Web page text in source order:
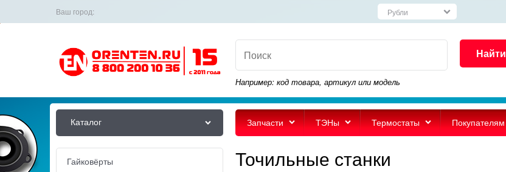
Ваш город:
Найти
Например: код товара, артикул или модель
Каталог Запчасти ТЭНы Термостаты Покупателям
Гайковёрты Точильные станки